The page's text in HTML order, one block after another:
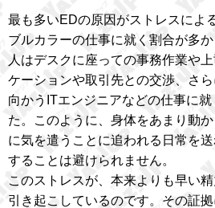
最も多いEDの原因がストレスによ
ブルカラーの仕事に就く割合が多
人はデスクに座っての事務作業や
ケーションや取引先との交渉、さ
向かうITエンジニアなどの仕事に
た。このように、身体をあまり動
に気を遣うことに追われる日常を
することは避けられません。
このストレスが、本来よりも早い
引き起こしているのです。その証